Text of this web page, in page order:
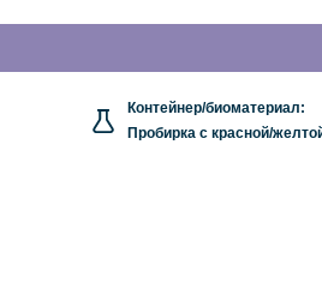
Контейнер/биоматериал:
Пробирка с красной/